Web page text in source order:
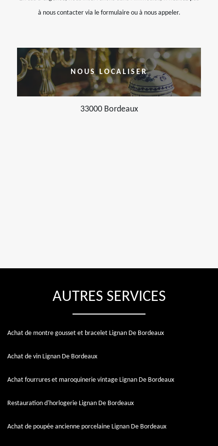
à nous contacter via le formulaire ou à nous appeler.
NOUS LOCALISER
33000 Bordeaux
AUTRES SERVICES
Achat de montre gousset et bracelet Lignan De Bordeaux
Achat de vin Lignan De Bordeaux
Achat fourrures et maroquinerie vintage Lignan De Bordeaux
Restauration d'horlogerie Lignan De Bordeaux
Achat de poupée ancienne porcelaine Lignan De Bordeaux